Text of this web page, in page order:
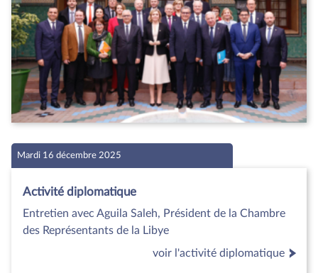
Mardi 16 décembre 2025
Activité diplomatique
Entretien avec Aguila Saleh, Président de la Chambre
des Représentants de la Libye
voir l'activité diplomatique